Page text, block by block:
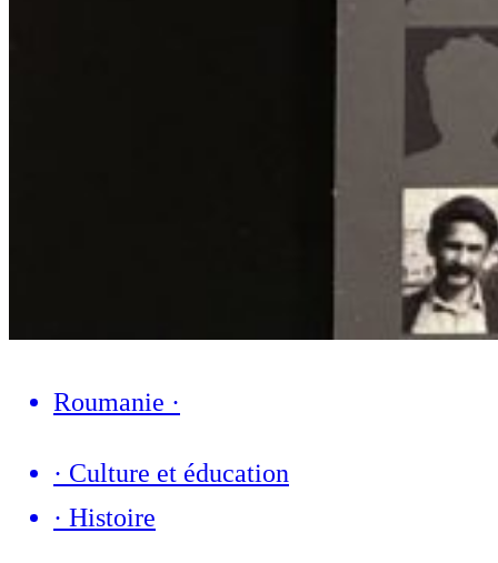
Roumanie ·
· Culture et éducation
· Histoire